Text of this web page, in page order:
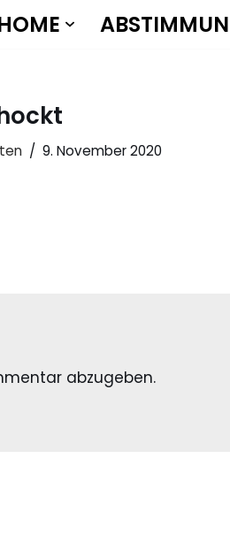
9. November 2020
abzugeben.